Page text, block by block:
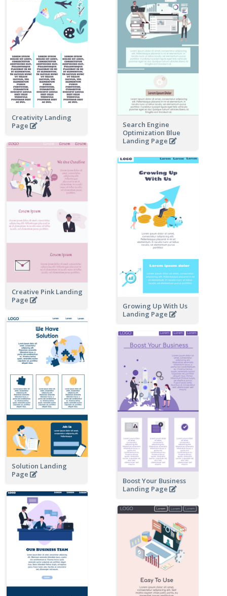
Creativity Landing
Page
Search Engine
Optimization Blue
Landing Page
Creative Pink Landing
Page
Growing Up With Us
Landing Page
Solution Landing
Page
Boost Your Business
Landing Page